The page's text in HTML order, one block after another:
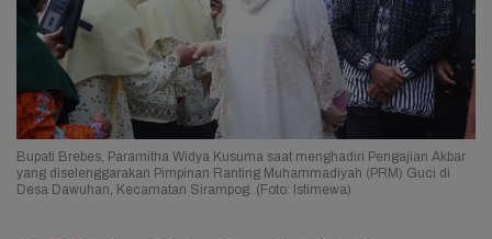
Bupati Brebes, Paramitha Widya Kusuma saat menghadiri Pengajian Akbar
yang diselenggarakan Pimpinan Ranting Muhammadiyah (PRM) Guci di
Desa Dawuhan, Kecamatan Sirampog. (Foto: Istimewa)